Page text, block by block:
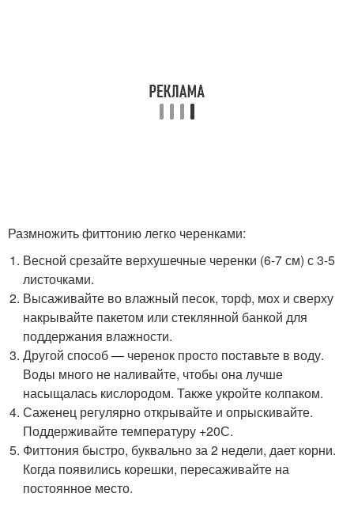
Размножить фиттонию легко черенками:
Весной срезайте верхушечные черенки (6-7 см) с 3-5
листочками.
Высаживайте во влажный песок, торф, мох и сверху
накрывайте пакетом или стеклянной банкой для
поддержания влажности.
Другой способ — черенок просто поставьте в воду.
Воды много не наливайте, чтобы она лучше
насыщалась кислородом. Также укройте колпаком.
Саженец регулярно открывайте и опрыскивайте.
Поддерживайте температуру +20С.
Фиттония быстро, буквально за 2 недели, дает корни.
Когда появились корешки, пересаживайте на
постоянное место.